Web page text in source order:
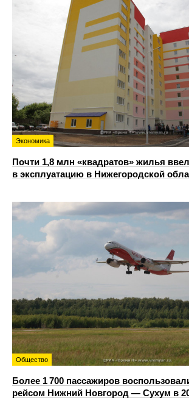
Экономика
Почти 1,8 млн «квадратов» жилья
в эксплуатацию в Нижегородской
Общество
Более 1 700 пассажиров
рейсом Нижний Новгород — Сухум в